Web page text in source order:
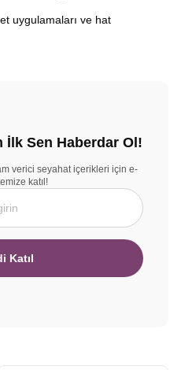
uygulamaları ve hat
İlk Sen Haberdar Ol!
verici seyahat içerikleri için e-
katıl!
Katıl